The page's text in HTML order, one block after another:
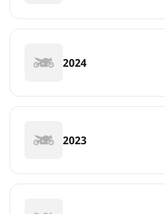
2024
2023